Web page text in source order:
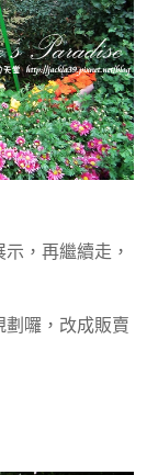
，再繼續走，
劃囉，改成販賣